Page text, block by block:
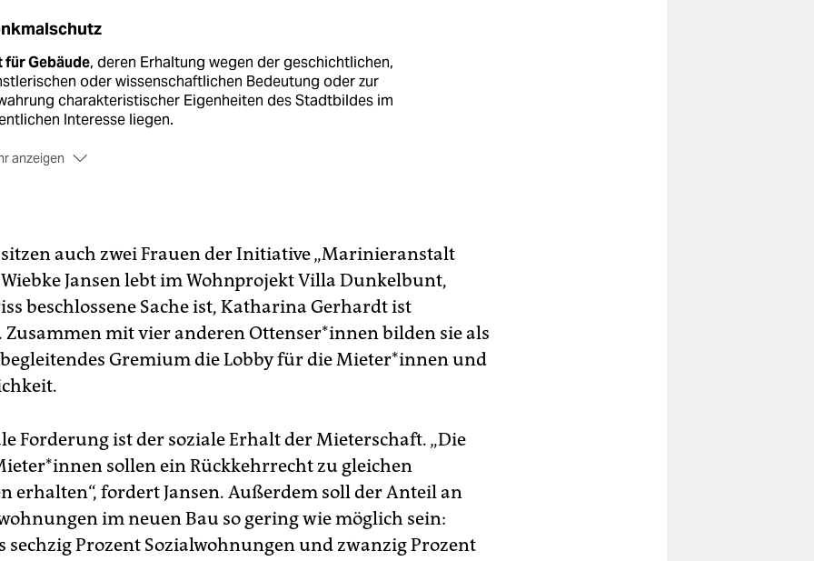
für Gebäude, deren Erhaltung wegen der geschichtlichen,
oder wissenschaftlichen Bedeutung oder zur
charakteristischer Eigenheiten des Stadtbildes im
Interesse liegen.
anzeigen
Eckbebauung
Barnerstraße/Bahrenfelder Straße ist nicht
weil sie baulich zu sehr verändert wurde.
auch zwei Frauen der Initiative „Marinieranstalt
Jansen lebt im Wohnprojekt Villa Dunkelbunt,
beschlossene Sache ist, Katharina Gerhardt ist
mit vier anderen Ottenser*innen bilden sie als
Gremium die Lobby für die Mieter*innen und
Forderung ist der soziale Erhalt der Mieterschaft. „Die
sollen ein Rückkehrrecht zu gleichen
erhalten“, fordert Jansen. Außerdem soll der Anteil an
im neuen Bau so gering wie möglich sein:
sechzig Prozent Sozialwohnungen und zwanzig Prozent